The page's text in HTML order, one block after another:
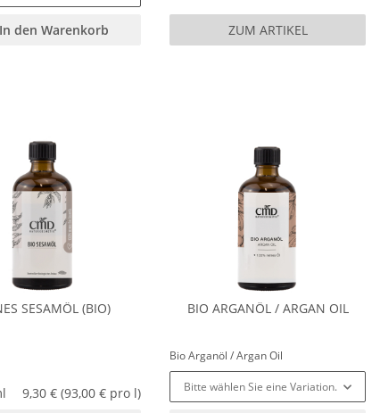
In den Warenkorb ZUM ARTIKEL
SESAMÖL (BIO)
9,30 € (93,00 € pro l)
BIO ARGANÖL / ARGAN OIL
Bio Arganöl / Argan Oil
Bitte wählen Sie eine Variation.